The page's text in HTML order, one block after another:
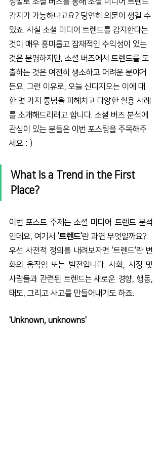
감지가 가능하냐고요? 당연히 의문이 생길 수
있죠. 사실 소셜 미디어 트렌드를 감지한다는
것이 매우 흥미롭고 잠재적인 수익성이 있는
것은 분명하지만, 소셜 버즈에서 트렌드를 도
출하는 것은 여전히 생소하고 어려운 분야거
든요. 그런 이유로, 오늘 신디지오는 이에 대
한 몇 가지 통념을 파헤치고 다양한 활용 사례
를 소개해드리려고 합니다. 소셜 버즈 분석에
관심이 있는 분들은 이번 포스팅을 주목해주
세요 : )
What Is a Trend in the First
Place?
이번 포스트 주제는 소셜 미디어 트렌드 분석
인데요, 여기서 '트렌드'​란 과연 무엇일까요?
우선 사전적 정의를 내려보자면 '트렌드'란 변
화의 움직임 또는 발전입니다. 사회, 시장 및
사람들과 관련된 트렌드는 새로운 경향, 행동,
태도, 그리고 사고를 만들어내기도 하죠.
'Unknown, unknowns'